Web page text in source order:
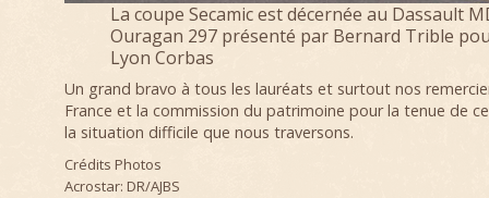
La coupe Secamic est décernée au Dassault
Ouragan 297 présenté par Bernard Trible
Lyon Corbas
Un grand bravo à tous les lauréats et surtout nos
France et la commission du patrimoine pour la tenue de
la situation difficile que nous traversons.
Crédits Photos
Acrostar: DR/AJBS